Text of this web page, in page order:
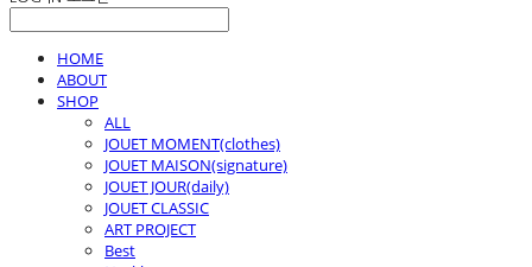
HOME
ABOUT
SHOP
ALL
JOUET MOMENT(clothes)
JOUET MAISON(signature)
JOUET JOUR(daily)
JOUET CLASSIC
ART PROJECT
Best